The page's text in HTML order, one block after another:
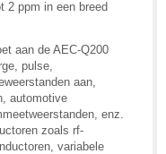
2 ppm in een breed
aan de AEC-Q200
pulse,
aan,
automotive
enz.
zoals rf-
variabele